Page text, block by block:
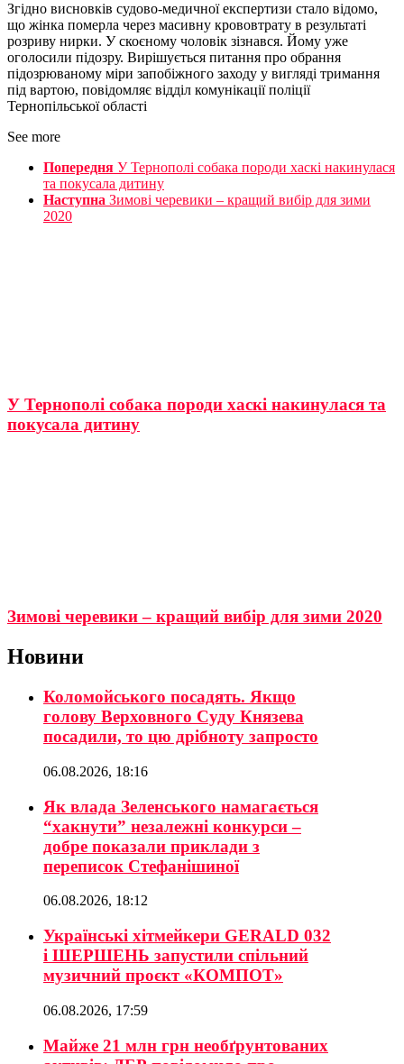
Згідно висновків судово-медичної експертизи стало відомо,
що жінка померла через масивну крововтрату в результаті
розриву нирки. У скоєному чоловік зізнався. Йому уже
оголосили підозру. Вирішується питання про обрання
підозрюваному міри запобіжного заходу у вигляді тримання
під вартою, повідомляє відділ комунікації поліції
Тернопільської області
See more
Попередня У Тернополі собака породи хаскі накинулася
та покусала дитину
Наступна Зимові черевики – кращий вибір для зими
2020
У Тернополі собака породи хаскі накинулася та
покусала дитину
Зимові черевики – кращий вибір для зими 2020
Новини
Коломойського посадять. Якщо
голову Верховного Суду Князева
посадили, то цю дрібноту запросто
06.08.2026, 18:16
Як влада Зеленського намагається
“хакнути” незалежні конкурси –
добре показали приклади з
переписок Стефанішиної
06.08.2026, 18:12
Українські хітмейкери GERALD 032
і ШЕРШЕНЬ запустили спільний
музичний проєкт «КОМПОТ»
06.08.2026, 17:59
Майже 21 млн грн необґрунтованих